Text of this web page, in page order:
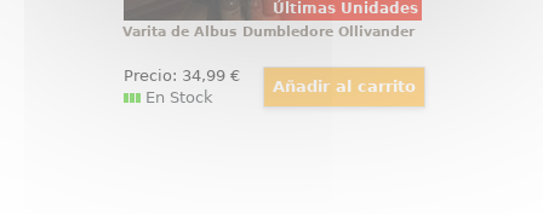
Últimas Unidades
Varita de Albus Dumbledore Ollivander
Precio: 34,99€
En Stock